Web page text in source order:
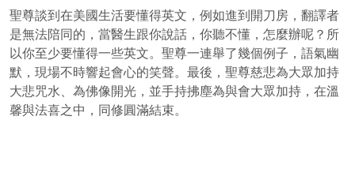
聖尊談到在美國生活要懂得英文，例如進到開刀房，翻譯者
是無法陪同的，當醫生跟你說話，你聽不懂，怎麼辦呢？所
以你至少要懂得一些英文。聖尊一連舉了幾個例子，語氣幽
默，現場不時響起會心的笑聲。最後，聖尊慈悲為大眾加持
大悲咒水、為佛像開光，並手持拂塵為與會大眾加持，在溫
馨與法喜之中，同修圓滿結束。